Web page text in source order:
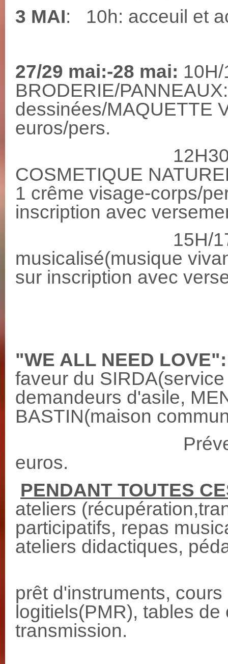
3 MAI: 10h: acceuil et
27/29 mai:-28 mai:
BRODERIE/
dessinées/MAQUETTE
euros/pers.
12H30/
COSMETIQUE
1 crême visage-corps/
inscription avec
15H/
musicalisé(musique
sur inscription avec
"WE ALL NEED LOVE":
faveur du
demandeurs d'asile,
BASTIN(maison
Prévente: 15
euros.
PENDANT TOUTES
ateliers
participatifs, repas
ateliers didactiques,
prêt d'instruments,
logitiels(PMR), tables
transmission.